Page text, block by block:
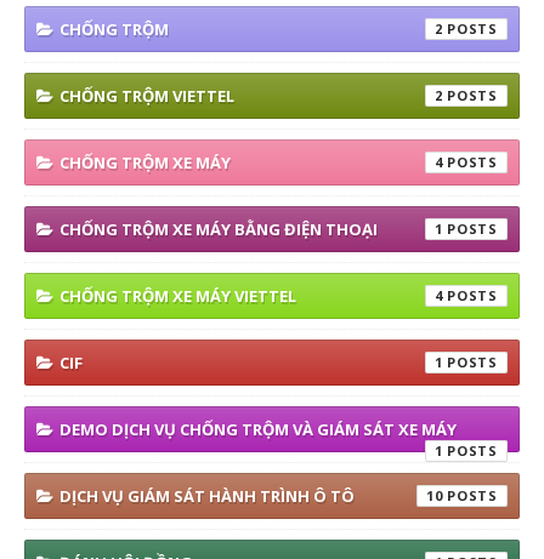
CHỐNG TRỘM 2
CHỐNG TRỘM VIETTEL 2
CHỐNG TRỘM XE MÁY 4
CHỐNG TRỘM XE MÁY BẰNG ĐIỆN THOẠI 1
CHỐNG TRỘM XE MÁY VIETTEL 4
CIF 1
DEMO DỊCH VỤ CHỐNG TRỘM VÀ GIÁM SÁT XE MÁY
1
DỊCH VỤ GIÁM SÁT HÀNH TRÌNH Ô TÔ 10